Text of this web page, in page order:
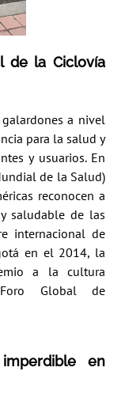
de la Ciclovía
a nivel
para la salud y
y usuarios. En
de la Salud)
reconocen a
saludable de las
internacional de
en el 2014, la
a la cultura
Global de
en